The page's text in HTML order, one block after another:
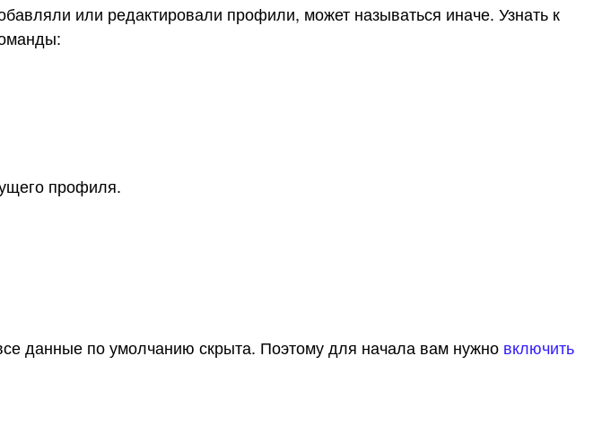
или редактировали профили, может называться иначе. Узнать к
профиля.
данные по умолчанию скрыта. Поэтому для начала вам нужно включить